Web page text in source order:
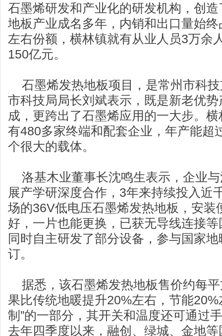
石墨烯研发和产业化的研发机构，创
地板产业成名多年，内销和出口量始
左右份额，横林镇就有从业人员3万余
150亿元。
石墨烯发热地板项目，是常州市科
市科技局局长刘斌表示，既是新老优
成，更跨出了石墨烯应用的一大步。
有480多家终端和配套企业，年产能超
个很大的载体。
洛基木业董事长沈鸣生表示，企业
展产学研深度合作，3年来持续投入近
场的36V低电压石墨烯发热地板，安装
好，一片也能更换，已获无导线连接
同时自主研发了部分设备，参与国家
订。
据悉，该石墨烯发热地板售价约每
果比传统地暖提升20%左右，节能20%
制”的一部分，其开关和温度还可通过
去年四季度以来，融创、绿城、金地